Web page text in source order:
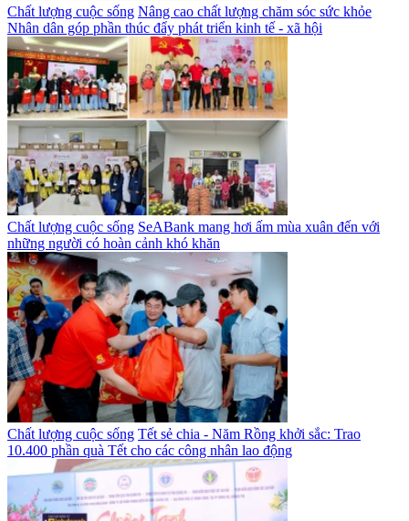
Chất lượng cuộc sống Nâng cao chất lượng chăm sóc sức khỏe
Nhân dân góp phần thúc đẩy phát triển kinh tế - xã hội
Chất lượng cuộc sống SeABank mang hơi ấm mùa xuân đến với
những người có hoàn cảnh khó khăn
Chất lượng cuộc sống Tết sẻ chia - Năm Rồng khởi sắc: Trao
10.400 phần quà Tết cho các công nhân lao động